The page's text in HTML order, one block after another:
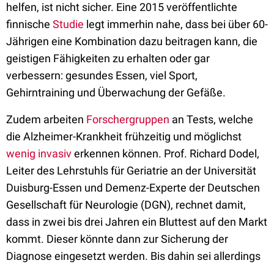
helfen, ist nicht sicher. Eine 2015 veröffentlichte
finnische Studie legt immerhin nahe, dass bei über 60-
Jährigen eine Kombination dazu beitragen kann, die
geistigen Fähigkeiten zu erhalten oder gar
verbessern: gesundes Essen, viel Sport,
Gehirntraining und Überwachung der Gefäße.
Zudem arbeiten Forschergruppen an Tests, welche
die Alzheimer-Krankheit frühzeitig und möglichst
wenig invasiverkennen können. Prof. Richard Dodel,
Leiter des Lehrstuhls für Geriatrie an der Universität
Duisburg-Essen und Demenz-Experte der Deutschen
Gesellschaft für Neurologie (DGN), rechnet damit,
dass in zwei bis drei Jahren ein Bluttest auf den Markt
kommt. Dieser könnte dann zur Sicherung der
Diagnose eingesetzt werden. Bis dahin sei allerdings